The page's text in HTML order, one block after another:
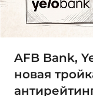
AFB Bank,
новая